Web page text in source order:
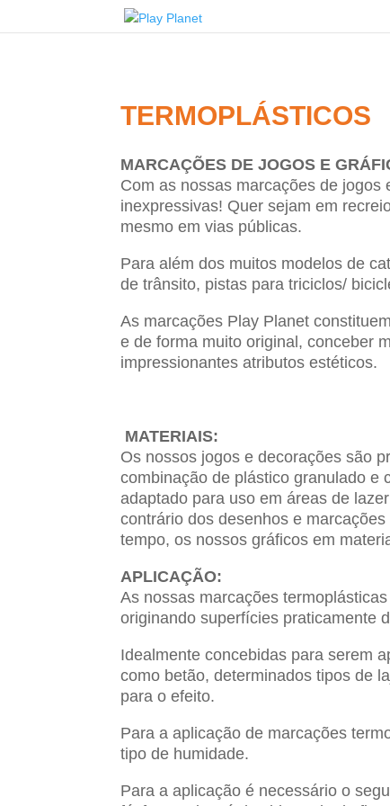
TERMOPLÁSTICOS
MARCAÇÕES DE JOGOS E
Com as nossas marcações de
inexpressivas! Quer sejam em
mesmo em vias públicas.
Para além dos muitos modelos de
de trânsito, pistas para triciclos/
As marcações Play Planet
e de forma muito original, conceber
impressionantes atributos estéticos.
MATERIAIS:
Os nossos jogos e decorações são
combinação de plástico granulado e
adaptado para uso em áreas de
contrário dos desenhos e
tempo, os nossos gráficos em
APLICAÇÃO:
As nossas marcações
originando superfícies praticamente
Idealmente concebidas para serem
como betão, determinados tipos de
para o efeito.
Para a aplicação de marcações
tipo de humidade.
Para a aplicação é necessário o